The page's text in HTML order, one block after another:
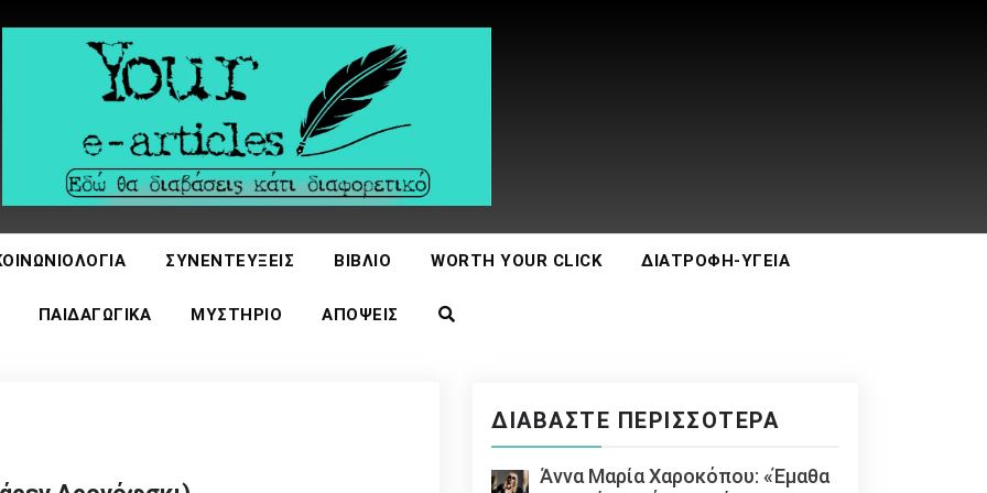
ΣΥΝΕΝΤΕΎΞΕΙΣ ΒΙΒΛΊΟ WORTH YOUR CLICK ΔΙΑΤΡΟΦΉ-ΥΓΕΊΑ
ΠΑΙΔΑΓΩΓΙΚΆ ΜΥΣΤΉΡΙΟ ΑΠΌΨΕΙΣ
ΔΙΑΒΆΣΤΕ ΠΕΡΙΣΣΌΤΕΡΑ
Άννα Μαρία Χαροκόπου: «Έμαθα